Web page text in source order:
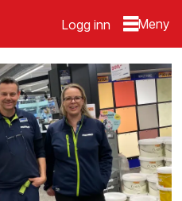
Logg inn